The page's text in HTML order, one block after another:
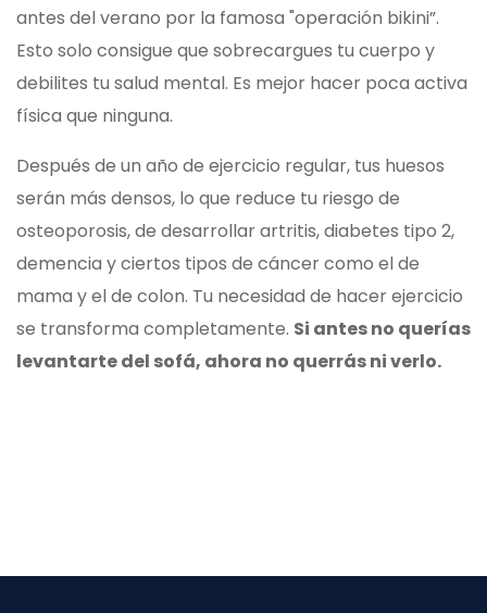
antes del verano por la famosa "operación bikini”.
Esto solo consigue que sobrecargues tu cuerpo y
debilites tu salud mental. Es mejor hacer poca activa
física que ninguna.
Después de un año de ejercicio regular, tus huesos
serán más densos, lo que reduce tu riesgo de
osteoporosis, de desarrollar artritis, diabetes tipo 2,
demencia y ciertos tipos de cáncer como el de
mama y el de colon. Tu necesidad de hacer ejercicio
se transforma completamente. Si antes no querías
levantarte del sofá, ahora no querrás ni verlo.